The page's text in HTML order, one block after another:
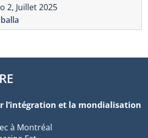
2, Juillet 2025
l’intégration et la mondialisation
à Montréal